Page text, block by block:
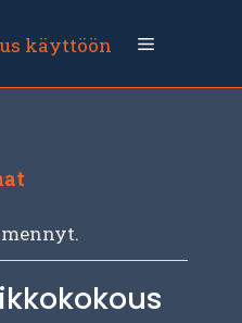
Valikko